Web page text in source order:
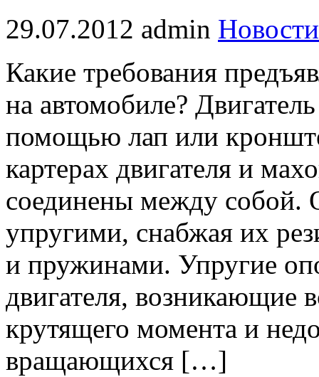
29.07.2012 admin Новости
Какие требования
на автомобиле?
помощью лап или
картерах двигателя и
соединены между собой.
упругими, снабжая их
и пружинами. Упругие
двигателя, возникающие
крутящего момента и
вращающихся […]